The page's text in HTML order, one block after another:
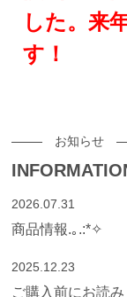
した。来
す！
お知らせ
2026.07.31
商品情報.｡.:*✧
2025.12.23
ご購入前にお読